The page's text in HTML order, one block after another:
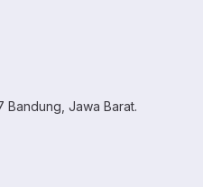
Bandung, Jawa Barat.